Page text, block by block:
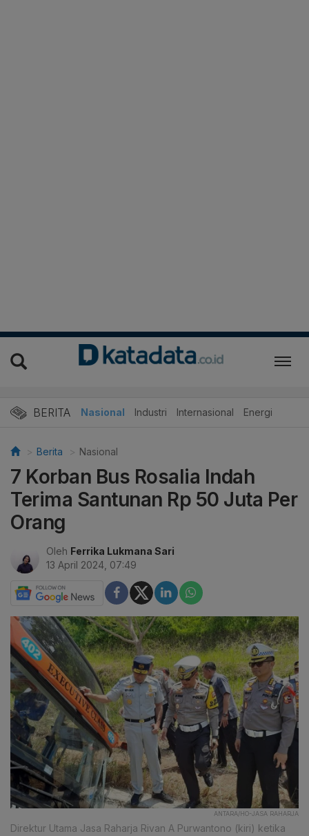
BERITA Nasional Industri Internasional Energi
Berita Nasional
7 Korban Bus Rosalia Indah
Terima Santunan Rp 50 Juta Per
Orang
Oleh Ferrika Lukmana Sari
13 April 2024, 07:49
ANTARA/HO-JASA RAHARJA
Direktur Utama Jasa Raharja Rivan A Purwantono (kiri) ketika